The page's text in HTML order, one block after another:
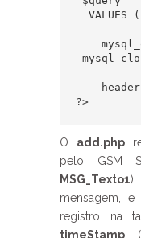
VALUES
?>
O add.php
pelo GSM
MSG_Texto1
mensagem,
registro na
timeStamp